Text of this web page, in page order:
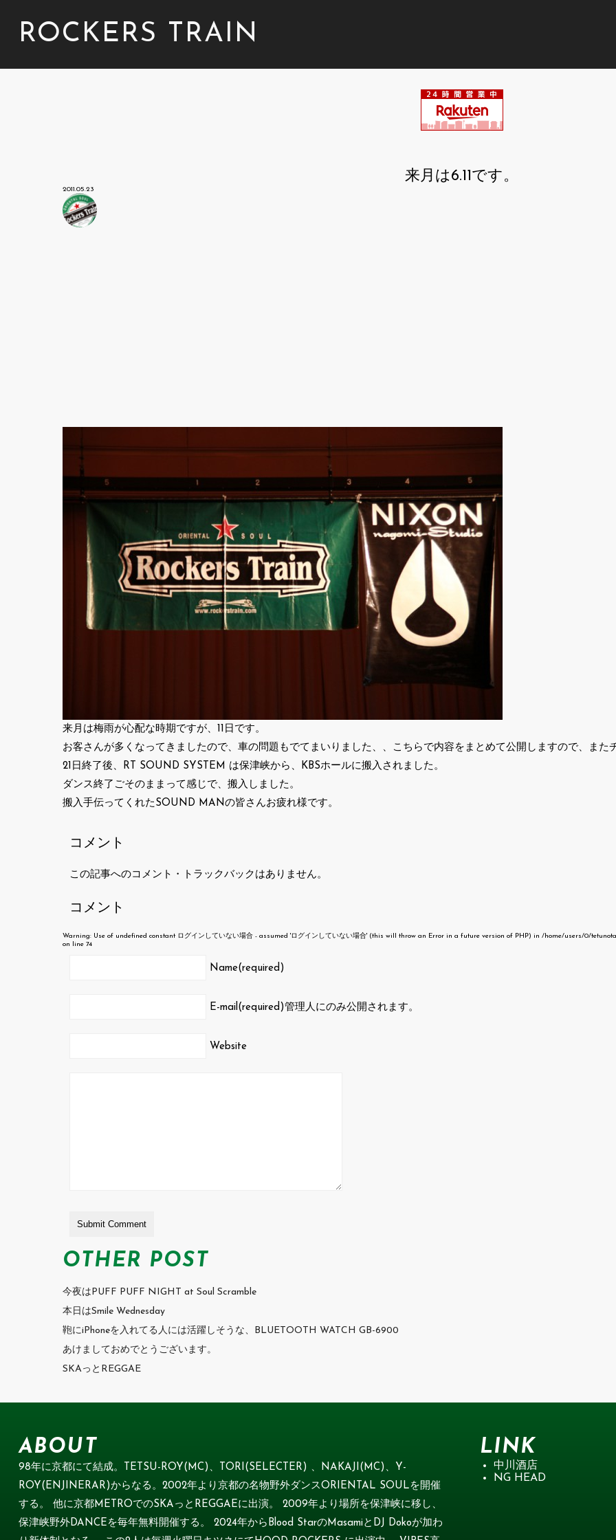
ROCKERS TRAIN
来月は6.11です。
2011.05.23
来月は梅雨が心配な時期ですが、11日です。
お客さんが多くなってきましたので、車の問題もでてまいりました、、こちらで内容をまとめて公開しますので、また
21日終了後、RT SOUND SYSTEM は保津峡から、KBSホールに搬入されました。
ダンス終了ごそのままって感じで、搬入しました。
搬入手伝ってくれたSOUND MANの皆さんお疲れ様です。
コメント
この記事へのコメント・トラックバックはありません。
コメント
Warning: Use of undefined constant ログインしていない場合 - assumed 'ログインしていない場合' (this will throw an Error in a future version of PHP) in/home/users/0/
on line74
Name(required)
E-mail(required)管理人にのみ公開されます。
Website
OTHER POST
今夜はPUFF PUFF NIGHT at Soul Scramble
本日はSmile Wednesday
鞄にiPhoneを入れてる人には活躍しそうな、BLUETOOTH WATCH GB-6900
あけましておめでとうございます。
SKAっとREGGAE
ABOUT
98年に京都にて結成。TETSU-ROY(MC)、TORI(SELECTER) 、NAKAJI(MC)、Y-
ROY(ENJINERAR)からなる。2002年より京都の名物野外ダンスORIENTAL SOULを開催
する。 他に京都METROでのSKAっとREGGAEに出演。 2009年より場所を保津峡に移し、
保津峡野外DANCEを毎年無料開催する。 2024年からBlood StarのMasamiとDJ Dokoが加わ
LINK
中川酒店
NG HEAD